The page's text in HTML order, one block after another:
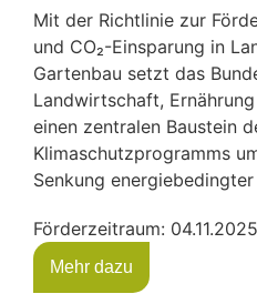
Mit der Richtlinie zur
und CO₂-Einsparung in
Gartenbau setzt das
Landwirtschaft,
einen zentralen Baustein
Klimaschutzprogramms
Senkung
Förderzeitraum:
Mehr dazu